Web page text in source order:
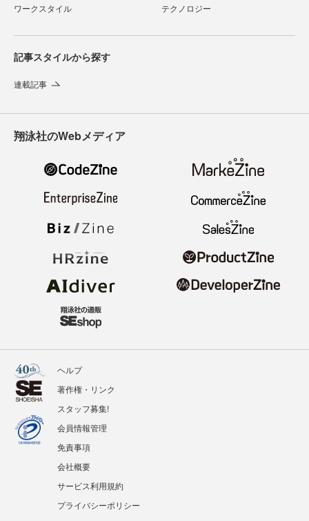
ワークスタイル テクノロジー
記事スタイルから探す
連載記事
翔泳社のWebメディア
ヘルプ
著作権・リンク
スタッフ募集!
会員情報管理
免責事項
会社概要
サービス利用規約
プライバシーポリシー